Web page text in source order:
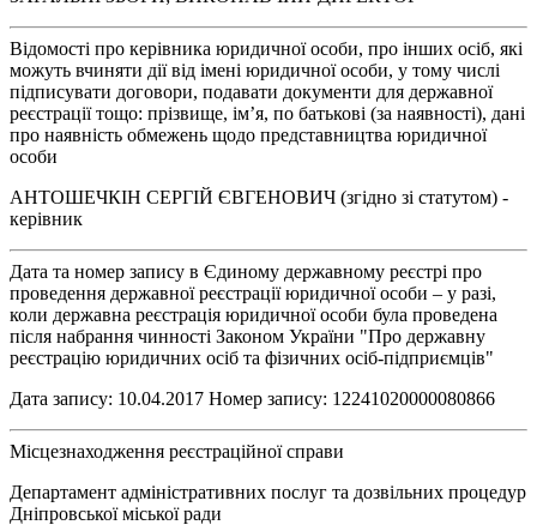
Відомості про керівника юридичної особи, про інших осіб, які
можуть вчиняти дії від імені юридичної особи, у тому числі
підписувати договори, подавати документи для державної
реєстрації тощо: прізвище, ім’я, по батькові (за наявності), дані
про наявність обмежень щодо представництва юридичної
особи
АНТОШЕЧКІН СЕРГІЙ ЄВГЕНОВИЧ (згідно зі статутом) -
керівник
Дата та номер запису в Єдиному державному реєстрі про
проведення державної реєстрації юридичної особи – у разі,
коли державна реєстрація юридичної особи була проведена
після набрання чинності Законом України "Про державну
реєстрацію юридичних осіб та фізичних осіб-підприємців"
Дата запису: 10.04.2017 Номер запису: 12241020000080866
Місцезнаходження реєстраційної справи
Департамент адміністративних послуг та дозвільних процедур
Дніпровської міської ради